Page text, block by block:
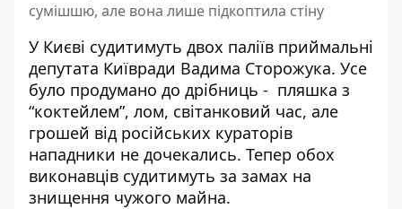
сумішшю, але вона лише підкоптила стіну
У Києві судитимуть двох паліїв приймальні
депутата Київради Вадима Сторожука. Усе
було продумано до дрібниць - пляшка з
“коктейлем”, лом, світанковий час, але
грошей від російських кураторів
нападники не дочекались. Тепер обох
виконавців судитимуть за замах на
знищення чужого майна.